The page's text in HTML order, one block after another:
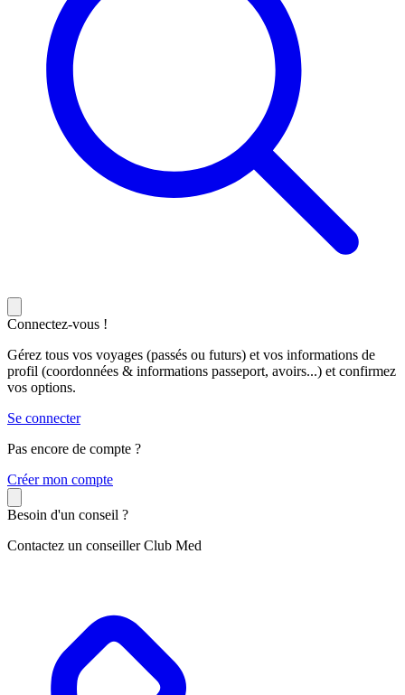
Connectez-vous !
Gérez tous vos voyages (passés ou futurs) et vos informations de
profil (coordonnées & informations passeport, avoirs...) et confirmez
vos options.
Se connecter
Pas encore de compte ?
Créer mon compte
Besoin d'un conseil ?
Contactez un conseiller Club Med